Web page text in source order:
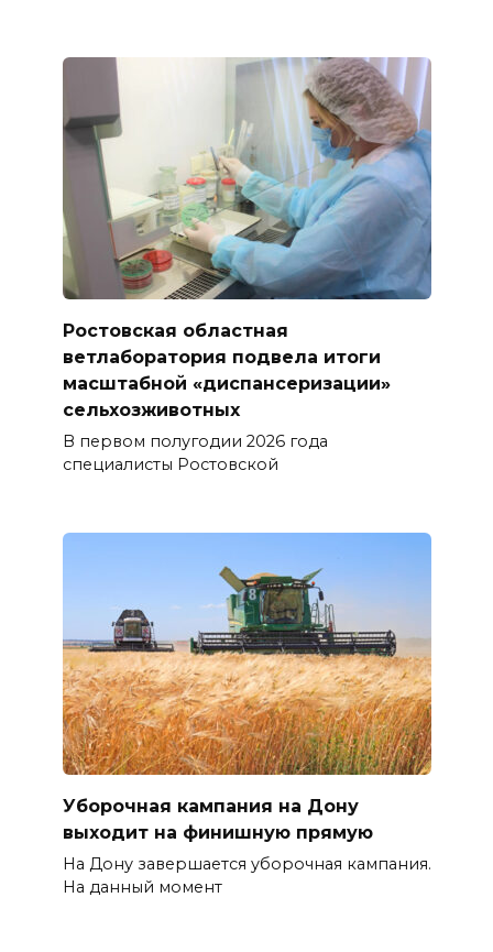
Ростовская областная
ветлаборатория подвела итоги
масштабной «диспансеризации»
сельхозживотных
В первом полугодии 2026 года
специалисты Ростовской
Уборочная кампания на Дону
выходит на финишную прямую
На Дону завершается уборочная кампания.
На данный момент